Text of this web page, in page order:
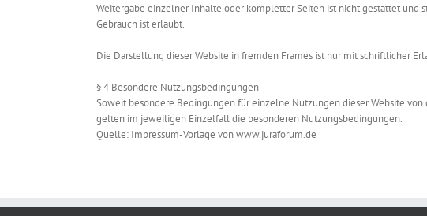
Weitergabe einzelner Inhalte oder kompletter Seiten ist nicht gestattet
Gebrauch ist erlaubt.
Die Darstellung dieser Website in fremden Frames ist nur mit schriftlicher
§ 4 Besondere Nutzungsbedingungen
Soweit besondere Bedingungen für einzelne Nutzungen dieser Website
gelten im jeweiligen Einzelfall die besonderen Nutzungsbedingungen.
Quelle: Impressum-Vorlage von www.juraforum.de